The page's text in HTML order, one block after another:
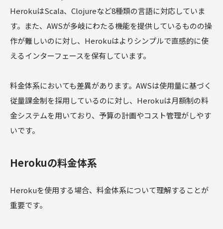
HerokuはScala、Clojureなど8種類の言語に対応していま
す。また、AWSが多岐にわたる機能を提供しているものの操
作が難しいのに対し、Herokuはよりシンプルで直感的に使
えるインターフェースを保有しています。
料金体系においても差異があります。AWSは使用量に基づく
従量課金制を採用しているのに対し、Herokuは月額制の料
金システムを用いており、予算の計画やコスト管理がしやす
いです。
Herokuの料金体系
Herokuを使用する場合、料金体系について理解することが
重要です。